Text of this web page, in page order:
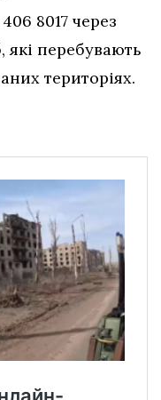
8017 через
які перебувають
територіях.